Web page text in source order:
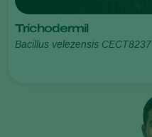
Trichodermil
Bacillus velezensis CECT8237